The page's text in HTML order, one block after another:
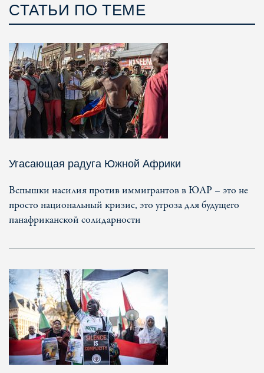
СТАТЬИ ПО ТЕМЕ
Угасающая радуга Южной Африки
Вспышки насилия против иммигрантов в ЮАР – это не
просто национальный кризис, это угроза для будущего
панафриканской солидарности